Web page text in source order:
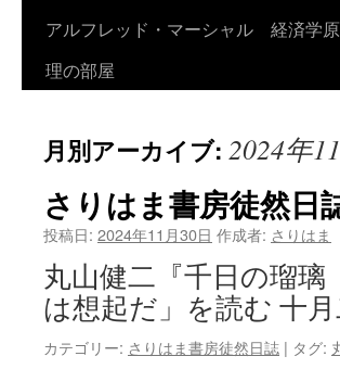
アルフレッド・マーシャル 経済学原
理の部屋
月別アーカイブ: 2024年
さりはま書房徒然日
投稿日: 2024年11月30日 作成者: さりはま
丸山健二『千日の瑠
は想起だ」を読む 十
カテゴリー: さりはま書房徒然日誌 | タグ: